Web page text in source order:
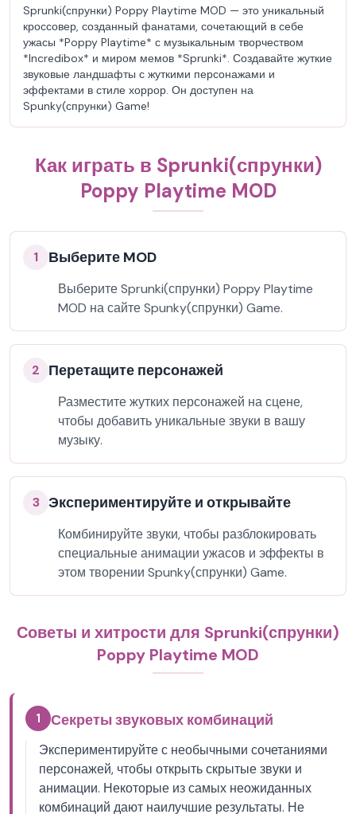
Sprunki(спрунки) Poppy Playtime MOD — это уникальный
кроссовер, созданный фанатами, сочетающий в себе
ужасы *Poppy Playtime* с музыкальным творчеством
*Incredibox* и миром мемов *Sprunki*. Создавайте жуткие
звуковые ландшафты с жуткими персонажами и
эффектами в стиле хоррор. Он доступен на
Spunky(спрунки) Game!
Как играть в Sprunki(спрунки)
Poppy Playtime MOD
1 Выберите MOD
Выберите Sprunki(спрунки) Poppy Playtime
MOD на сайте Spunky(спрунки) Game.
2 Перетащите персонажей
Разместите жутких персонажей на сцене,
чтобы добавить уникальные звуки в вашу
музыку.
3 Экспериментируйте и открывайте
Комбинируйте звуки, чтобы разблокировать
специальные анимации ужасов и эффекты в
этом творении Spunky(спрунки) Game.
Советы и хитрости для Sprunki(спрунки)
Poppy Playtime MOD
1 Секреты звуковых комбинаций
Экспериментируйте с необычными сочетаниями
персонажей, чтобы открыть скрытые звуки и
анимации. Некоторые из самых неожиданных
комбинаций дают наилучшие результаты. Не